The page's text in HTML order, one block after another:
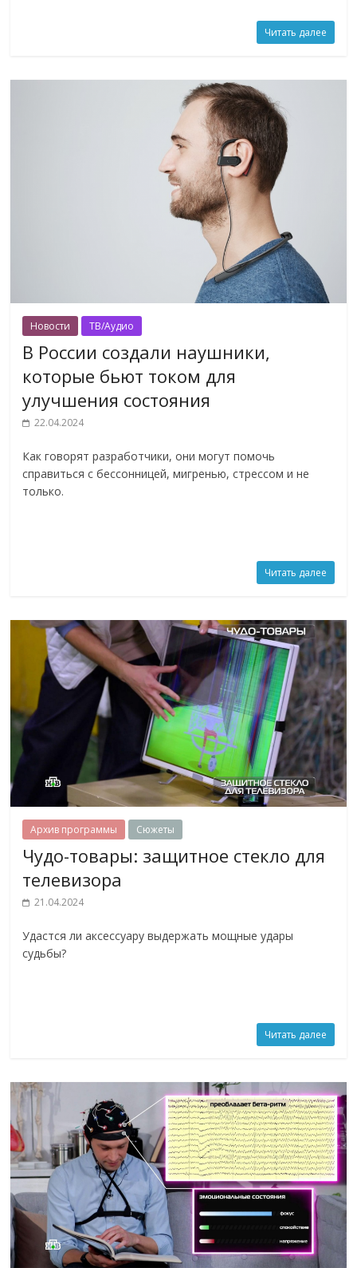
Читать далее
Новости ТВ/Аудио
В России создали наушники,
которые бьют током для
улучшения состояния
22.04.2024
Как говорят разработчики, они могут помочь
справиться с бессонницей, мигренью, стрессом и не
только.
Читать далее
Архив программы Сюжеты
Чудо-товары: защитное стекло для
телевизора
21.04.2024
Удастся ли аксессуару выдержать мощные удары
судьбы?
Читать далее